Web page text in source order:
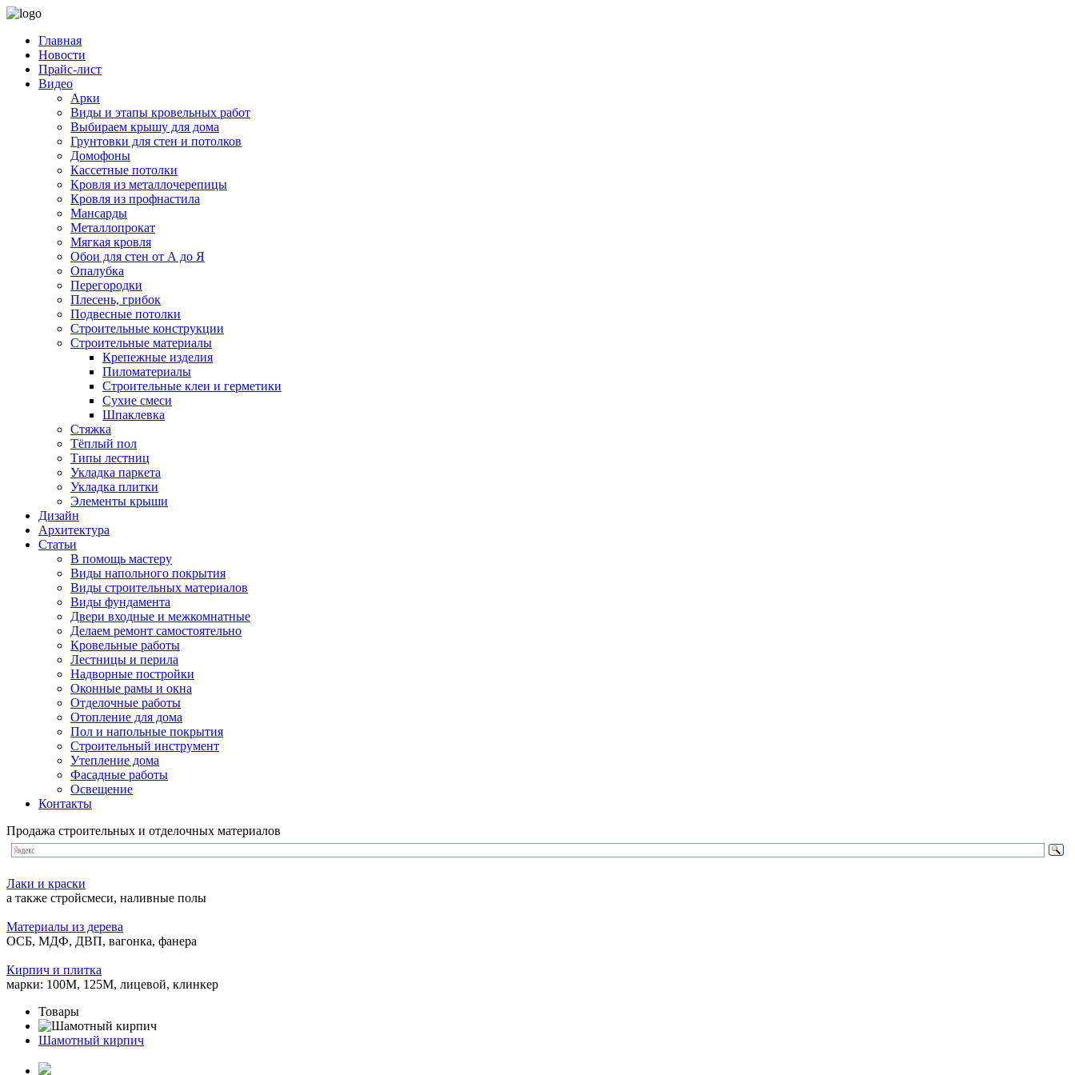
Главная
Новости
Прайс-лист
Видео
Арки
Виды и этапы кровельных работ
Выбираем крышу для дома
Грунтовки для стен и потолков
Домофоны
Кассетные потолки
Кровля из металлочерепицы
Кровля из профнастила
Мансарды
Металлопрокат
Мягкая кровля
Обои для стен от А до Я
Опалубка
Перегородки
Плесень, грибок
Подвесные потолки
Строительные конструкции
Строительные материалы
Крепежные изделия
Пиломатериалы
Строительные клеи и герметики
Сухие смеси
Шпаклевка
Стяжка
Тёплый пол
Типы лестниц
Укладка паркета
Укладка плитки
Элементы крыши
Дизайн
Архитектура
Статьи
В помощь мастеру
Виды напольного покрытия
Виды строительных материалов
Виды фундамента
Двери входные и межкомнатные
Делаем ремонт самостоятельно
Кровельные работы
Лестницы и перила
Надворные постройки
Оконные рамы и окна
Отделочные работы
Отопление для дома
Пол и напольные покрытия
Строительный инструмент
Утепление дома
Фасадные работы
Освещение
Контакты
Продажа строительных и отделочных материалов
Лаки и краски
а также стройсмеси, наливные полы
Материалы из дерева
ОСБ, МДФ, ДВП, вагонка, фанера
Кирпич и плитка
марки: 100М, 125М, лицевой, клинкер
Товары
Шамотный кирпич